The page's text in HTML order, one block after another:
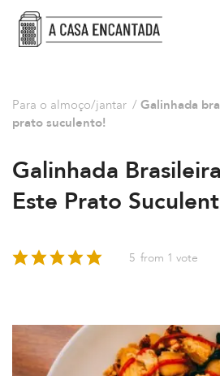
Para o almoço/jantar / Galinhada
prato suculento!
Galinhada
Este Prato
5 from 1 vote